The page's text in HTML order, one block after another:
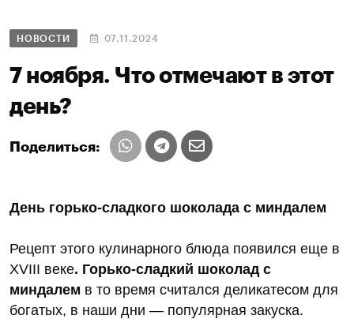
НОВОСТИ 07.11.2024
7 ноября. Что отмечают в этот
день?
Поделиться:
День горько-сладкого шоколада с миндалем
Рецепт этого кулинарного блюда появился еще в
XVIII веке. Горько-сладкий шоколад с
миндалем в то время считался деликатесом для
богатых, в наши дни — популярная закуска.